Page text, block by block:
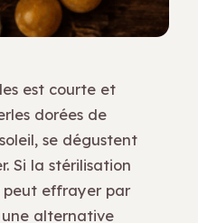
est courte et
dorées de
se dégustent
Si la stérilisation
peut effrayer par
alternative